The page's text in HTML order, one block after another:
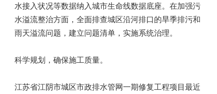
水接入状况等数据纳入城市生命线数据底座。在加强污
水溢流整治方面，全面排查城区沿河排口的旱季排污和
雨天溢流问题，建立问题清单，实施系统治理。
科学规划，确保施工质量。
江苏省江阴市城区市政排水管网一期修复工程项目最近